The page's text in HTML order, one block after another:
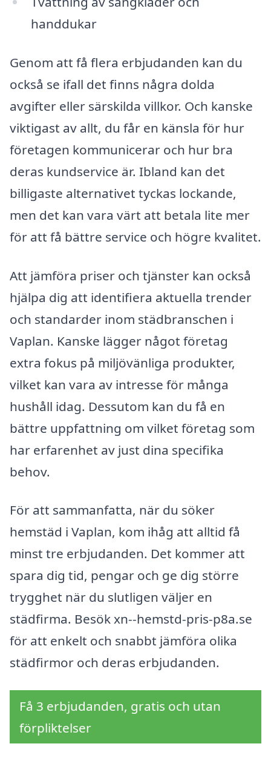
handdukar
Genom att få flera erbjudanden kan du
också se ifall det finns några dolda
avgifter eller särskilda villkor. Och kanske
viktigast av allt, du får en känsla för hur
företagen kommunicerar och hur bra
deras kundservice är. Ibland kan det
billigaste alternativet tyckas lockande,
men det kan vara värt att betala lite mer
för att få bättre service och högre kvalitet.
Att jämföra priser och tjänster kan också
hjälpa dig att identifiera aktuella trender
och standarder inom städbranschen i
Vaplan. Kanske lägger något företag
extra fokus på miljövänliga produkter,
vilket kan vara av intresse för många
hushåll idag. Dessutom kan du få en
bättre uppfattning om vilket företag som
har erfarenhet av just dina specifika
behov.
För att sammanfatta, när du söker
hemstäd i Vaplan, kom ihåg att alltid få
minst tre erbjudanden. Det kommer att
spara dig tid, pengar och ge dig större
trygghet när du slutligen väljer en
städfirma. Besök xn--hemstd-pris-p8a.se
för att enkelt och snabbt jämföra olika
städfirmor och deras erbjudanden.
Få 3 erbjudanden, gratis och utan
förpliktelser